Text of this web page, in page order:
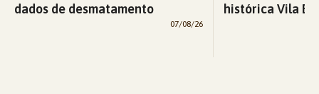
dados de desmatamento
07/08/26
histórica Vila